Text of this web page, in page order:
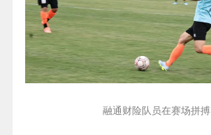
融通财险队员在赛场拼搏